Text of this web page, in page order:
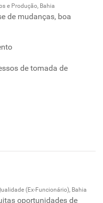
e Produção, Bahia
de mudanças, boa
de tomada de
(Ex-Funcionário), Bahia
oportunidades de